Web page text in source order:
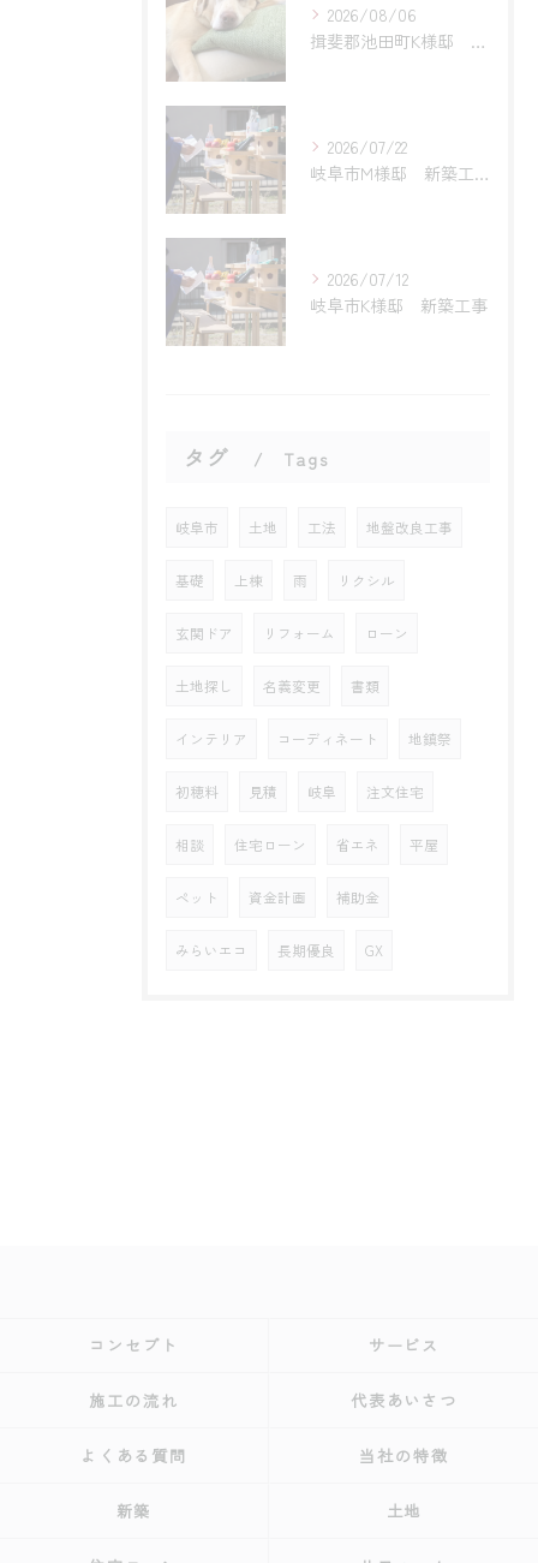
2026/08/06
揖斐郡池田町K様邸 リフォーム工事
2026/07/22
岐阜市M様邸 新築工事
2026/07/12
岐阜市K様邸 新築工事
タグ Tags
岐阜市 土地 工法 地盤改良工事
基礎 上棟 雨 リクシル
玄関ドア リフォーム ローン
土地探し 名義変更 書類
インテリア コーディネート 地鎮祭
初穂料 見積 岐阜 注文住宅
相談 住宅ローン 省エネ 平屋
ペット 資金計画 補助金
みらいエコ 長期優良 GX
コンセプト サービス
施工の流れ 代表あいさつ
よくある質問 当社の特徴
新築 土地